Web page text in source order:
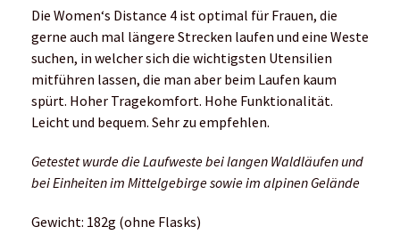
Die Women‘s Distance 4 ist optimal für Frauen, die
gerne auch mal längere Strecken laufen und eine Weste
suchen, in welcher sich die wichtigsten Utensilien
mitführen lassen, die man aber beim Laufen kaum
spürt. Hoher Tragekomfort. Hohe Funktionalität.
Leicht und bequem. Sehr zu empfehlen.
Getestet wurde die Laufweste bei langen Waldläufen und
bei Einheiten im Mittelgebirge sowie im alpinen Gelände
Gewicht: 182g (ohne Flasks)